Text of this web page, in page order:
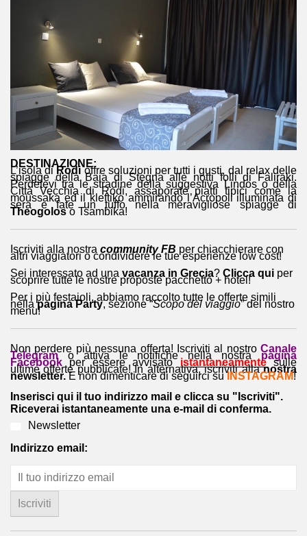
DESTINAZIONE:
L’isola di Rodioffre soluzioni per tutti i gusti, dal relax delle
spiagge della Baia di Stegna alle notti folli di Faliraki.
Perdetevi tra le stradine della suggestiva Lindos o della
Città Vecchia di Rodi, assaporate piatti tipici come la
moussaka ed il kleftiko ammirando l’Acropoli illuminata di
sera e fate un tuffo nella meravigliose spiagge di
Theogoloso Tsambika!
Iscriviti alla nostra community FB per chiacchierare con
altri viaggiatori o condividere le tue esperienze low cost!
Sei interessato ad una vacanza in Grecia? Clicca qui per
scoprire tutte le nostre proposte pacchetto + hotel!
Per i più festaioli, abbiamo raccolto tutte le offerte simili
nellapagina Party, sezione “Scopo del viaggio” del nostro
menu!
Non perdere più nessuna offerta! Iscriviti al nostro Canale
Telegramo attiva le notifiche nella nostrapagina
Facebookper essere avvisato istantaneamentesulle
ultime offerte pubblicate! In alternativa, iscriviti allanostra
newsletter.E non dimenticare di seguirci su INSTAGRAM!
Inserisci qui il tuo indirizzo mail e clicca su "Iscriviti".
Riceverai istantaneamente una e-mail di conferma.
Newsletter
Indirizzo email: